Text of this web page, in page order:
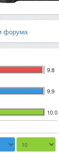
форума
9.8
9.9
10.0